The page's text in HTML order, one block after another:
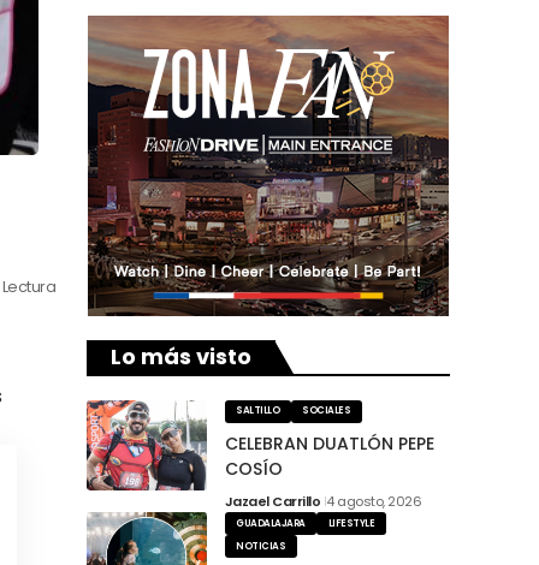
Lectura
Lo más visto
SALTILLO SOCIALES
CELEBRAN DUATLÓN PEPE
COSÍO
Jazael Carrillo 4 agosto, 2026
GUADALAJARA
LIFESTYLE
NOTICIAS